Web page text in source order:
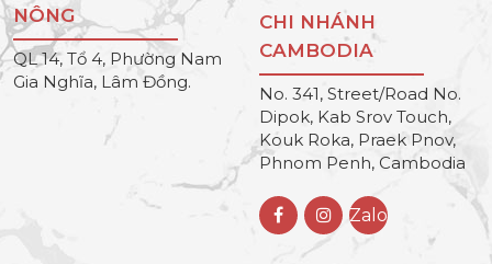
NÔNG
QL 14, Tổ 4, Phường Nam
Gia Nghĩa, Lâm Đồng.
CHI NHÁNH
CAMBODIA
No. 341, Street/Road No.
Dipok, Kab Srov Touch,
Kouk Roka, Praek Pnov,
Phnom Penh, Cambodia
Zalo